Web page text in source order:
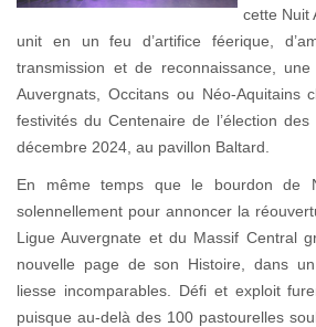
cette Nuit
unit en un feu d’artifice féerique,
transmission et de reconnaissance,
Auvergnats, Occitans ou Néo-Aquitains
festivités du Centenaire de l’élection
décembre 2024, au pavillon Baltard.
En même temps que le bourdon de
solennellement pour annoncer la
Ligue Auvergnate et du Massif Central
nouvelle page de son Histoire, dans
liesse incomparables. Défi et exploit
puisque au-delà des 100 pastourelles